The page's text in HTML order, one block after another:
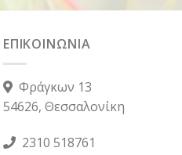
ΕΠΙΚΟΙΝΩΝΙΑ
Φράγκων 13
54626, Θεσσαλονίκη
2310 518761